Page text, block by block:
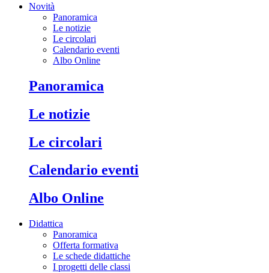
Novità
Panoramica
Le notizie
Le circolari
Calendario eventi
Albo Online
Panoramica
Le notizie
Le circolari
Calendario eventi
Albo Online
Didattica
Panoramica
Offerta formativa
Le schede didattiche
I progetti delle classi